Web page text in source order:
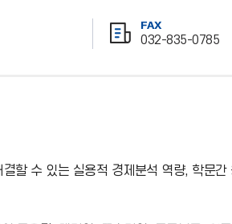
FAX
032-835-0785
할 수 있는 실용적 경제분석 역량, 학문